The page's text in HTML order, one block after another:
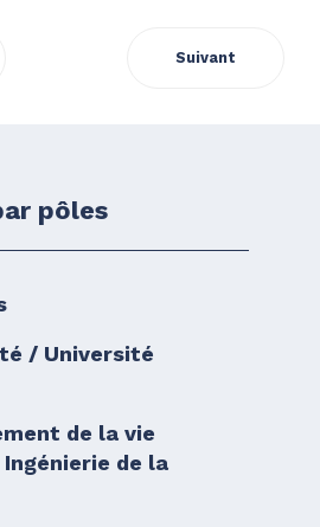
Suivant
pôles
/ Université
de la vie
de la